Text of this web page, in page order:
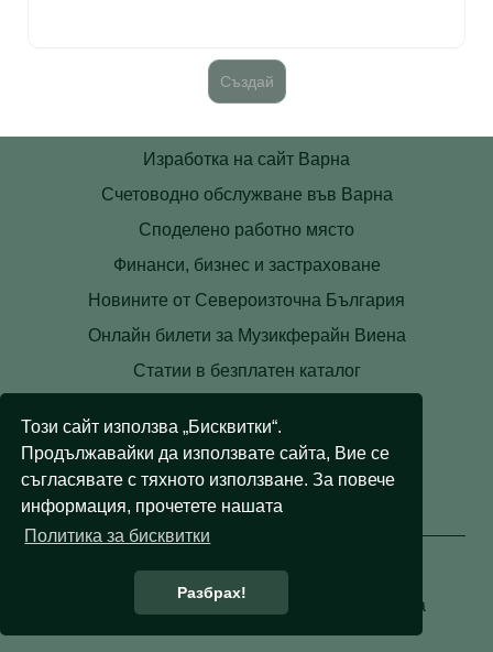
Този сайт използва „Бисквитки“.
Продължавайки да използвате сайта, Вие се
съгласявате с тяхното използване. За повече
информация, прочетете нашата
Политика за бисквитки
Разбрах!
Изработка на сайт Варна
Счетоводно обслужване във Варна
Споделено работно място
Финанси, бизнес и застраховане
Новините от Североизточна България
Онлайн билети за Музикферайн Виена
Статии в безплатен каталог
Лични данни
Бисквитки
© 2008 - 2026 Правни съвети. Всички права